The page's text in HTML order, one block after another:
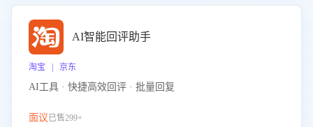
AI智能回评助手
淘宝 | 京东
AI工具 · 快捷高效回评 · 批量回复
面议已售299+